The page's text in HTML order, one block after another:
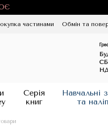
частинами Обмін та
Серія
книг
Навчальні
та